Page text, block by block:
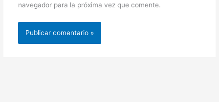
navegador para la próxima vez que comente.